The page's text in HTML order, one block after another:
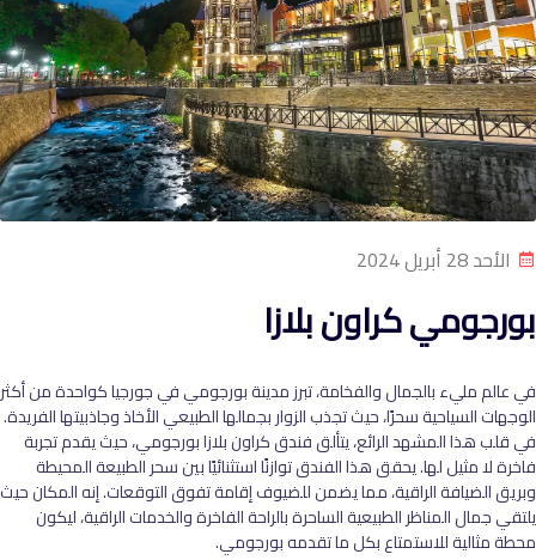
الأحد 28 أبريل 2024
بورجومي كراون بلازا
في عالم مليء بالجمال والفخامة، تبرز مدينة بورجومي في جورجيا كواحدة من أكثر
الوجهات السياحية سحرًا، حيث تجذب الزوار بجمالها الطبيعي الأخاذ وجاذبيتها الفريدة.
في قلب هذا المشهد الرائع، يتألق فندق كراون بلازا بورجومي، حيث يقدم تجربة
فاخرة لا مثيل لها. يحقق هذا الفندق توازنًا استثنائيًا بين سحر الطبيعة المحيطة
وبريق الضيافة الراقية، مما يضمن للضيوف إقامة تفوق التوقعات. إنه المكان حيث
يلتقي جمال المناظر الطبيعية الساحرة بالراحة الفاخرة والخدمات الراقية، ليكون
محطة مثالية للاستمتاع بكل ما تقدمه بورجومي.